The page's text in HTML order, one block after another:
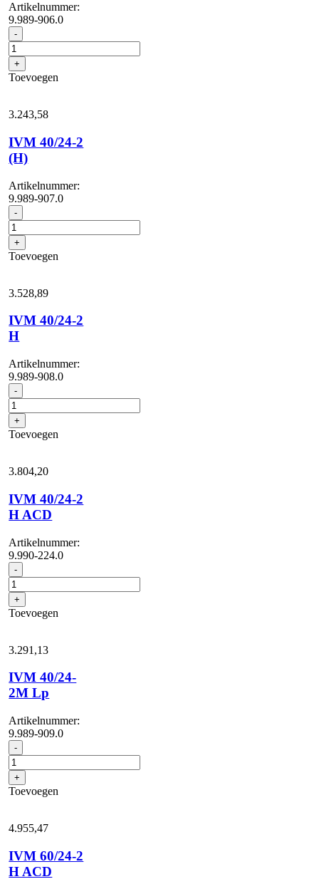
Artikelnummer:
9.989-906.0
- IVM
40/24-
2
aantal
+
Toevoegen
3.243,58
IVM 40/24-2
(H)
Artikelnummer:
9.989-907.0
- IVM
40/24-
2
(H)
aantal
+
Toevoegen
3.528,89
IVM 40/24-2
H
Artikelnummer:
9.989-908.0
- IVM
40/24-
2
H
aantal
+
Toevoegen
3.804,20
IVM 40/24-2
H ACD
Artikelnummer:
9.990-224.0
- IVM
40/24-
2
H
ACD
+
Toevoegen
3.291,13
IVM 40/24-
2M Lp
Artikelnummer:
9.989-909.0
- IVM
40/24-
2M
Lp
aantal
+
Toevoegen
4.955,47
IVM 60/24-2
H ACD